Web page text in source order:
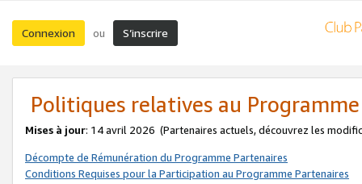
Connexion ou S’inscrire
Politiques relatives au
Mises à jour: 14 avril 2026 (Partenaires actuels, découvrez les
Décompte de Rémunération du Programme Partenaires
Conditions Requises pour la Participation au Programme Partenaires